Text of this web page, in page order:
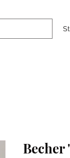
Becher